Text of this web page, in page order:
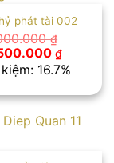
phát tài 002
₫
₫Giá
hiện
tại
16.7%